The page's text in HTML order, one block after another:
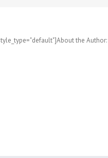
the Author: